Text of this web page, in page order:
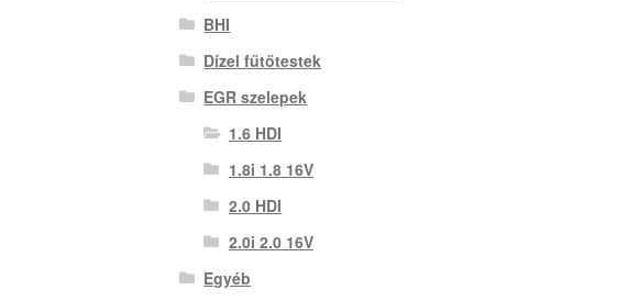
BHI
Dízel fűtőtestek
EGR szelepek
1.6 HDI
1.8i 1.8 16V
2.0 HDI
2.0i 2.0 16V
Egyéb